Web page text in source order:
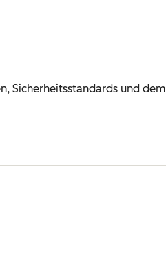
Sicherheitsstandards und dem